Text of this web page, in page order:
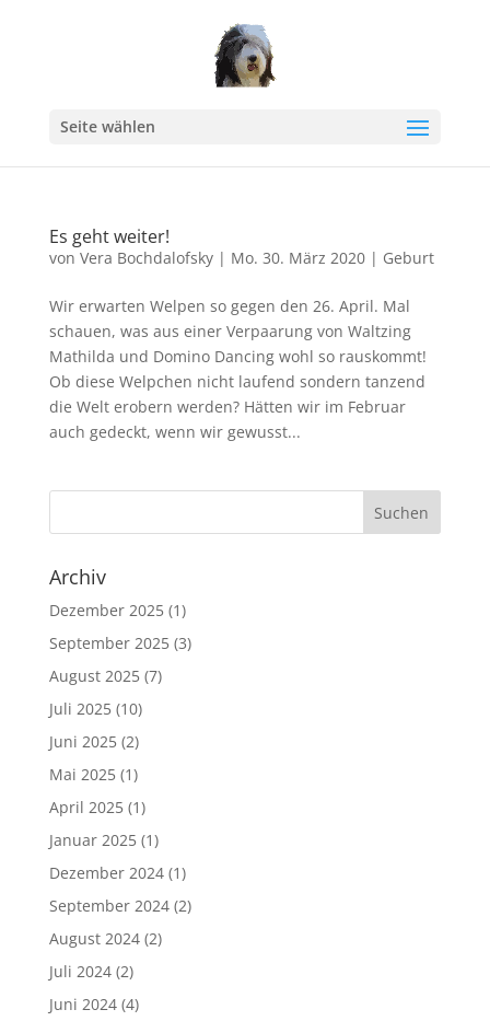
Seite wählen
Es geht weiter!
von Vera Bochdalofsky| Mo. 30. März 2020| Geburt
Wir erwarten Welpen so gegen den 26. April. Mal
schauen, was aus einer Verpaarung von Waltzing
Mathilda und Domino Dancing wohl so rauskommt!
Ob diese Welpchen nicht laufend sondern tanzend
die Welt erobern werden? Hätten wir im Februar
auch gedeckt, wenn wir gewusst...
Archiv
Dezember 2025(1)
September 2025(3)
August 2025(7)
Juli 2025(10)
Juni 2025(2)
Mai 2025(1)
April 2025(1)
Januar 2025(1)
Dezember 2024(1)
September 2024(2)
August 2024(2)
Juli 2024(2)
Juni 2024(4)